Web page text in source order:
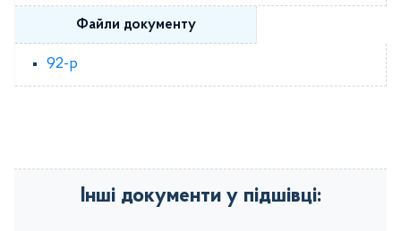
Файли документу
92-р
Інші документи у підшівці: